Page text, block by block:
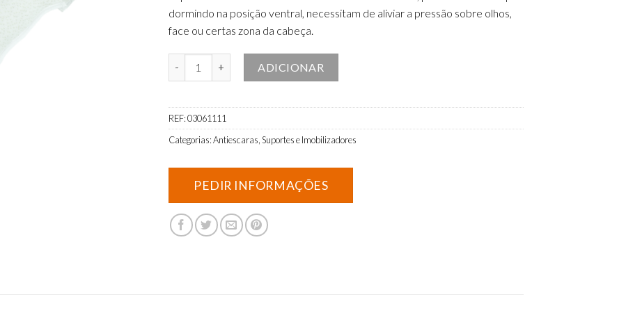
dormindo na posição ventral, necessitam de aliviar a pressão sobre olhos,
face ou certas zona da cabeça.
ADICIONAR
REF:03061111
Categorias:Antiescaras Suportes e Imobilizadores